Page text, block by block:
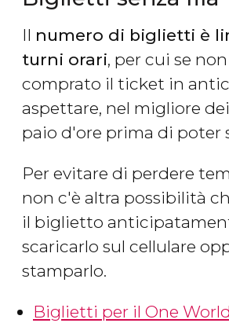
Il numero di biglietti è
turni orari, per cui se
comprato il ticket in
aspettare, nel migliore
paio d'ore prima di poter
Per evitare di perdere
non c'è altra possibilità
il biglietto
scaricarlo sul cellulare
stamparlo.
Biglietti per il One World